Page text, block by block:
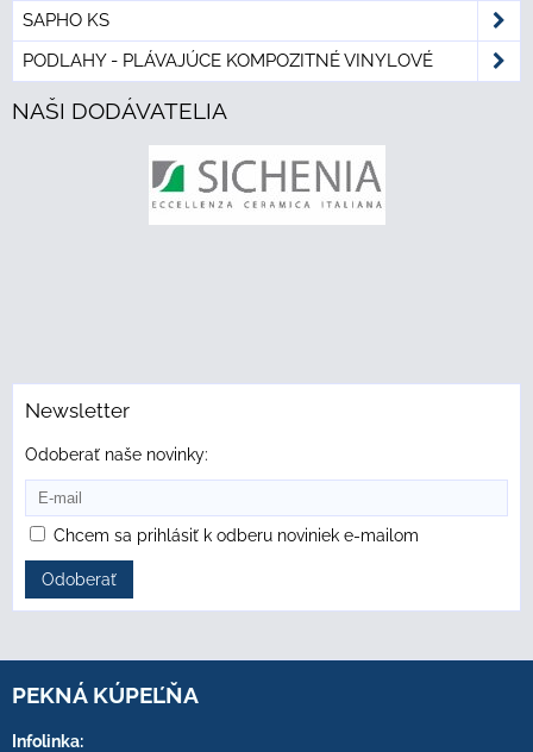
SAPHO KS
PODLAHY - PLÁVAJÚCE KOMPOZITNÉ VINYLOVÉ
NAŠI DODÁVATELIA
Newsletter
Odoberať naše novinky:
Chcem sa prihlásiť k odberu noviniek e-mailom
Odoberať
PEKNÁ KÚPEĽŇA
Infolinka: